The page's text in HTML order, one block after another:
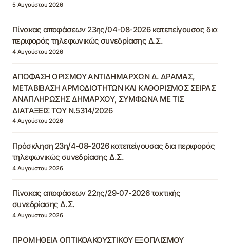
5 Αυγούστου 2026
Πίνακας αποφάσεων 23ης/04-08-2026 κατεπείγουσας δια
περιφοράς τηλεφωνικώς συνεδρίασης Δ.Σ.
4 Αυγούστου 2026
ΑΠΟΦΑΣΗ ΟΡΙΣΜΟΥ ΑΝΤΙΔΗΜΑΡΧΩΝ Δ. ΔΡΑΜΑΣ,
ΜΕΤΑΒΙΒΑΣΗ ΑΡΜΟΔΙΟΤΗΤΩΝ ΚΑΙ ΚΑΘΟΡΙΣΜΟΣ ΣΕΙΡΑΣ
ΑΝΑΠΛΗΡΩΣΗΣ ΔΗΜΑΡΧΟΥ, ΣΥΜΦΩΝΑ ΜΕ ΤΙΣ
ΔΙΑΤΑΞΕΙΣ ΤΟΥ Ν.5314/2026
4 Αυγούστου 2026
Πρόσκληση 23η/4-08-2026 κατεπείγουσας δια περιφοράς
τηλεφωνικώς συνεδρίασης Δ.Σ.
4 Αυγούστου 2026
Πίνακας αποφάσεων 22ης/29-07-2026 τακτικής
συνεδρίασης Δ.Σ.
4 Αυγούστου 2026
ΠΡΟΜΗΘΕΙΑ ΟΠΤΙΚΟΑΚΟΥΣΤΙΚΟΥ ΕΞΟΠΛΙΣΜΟΥ